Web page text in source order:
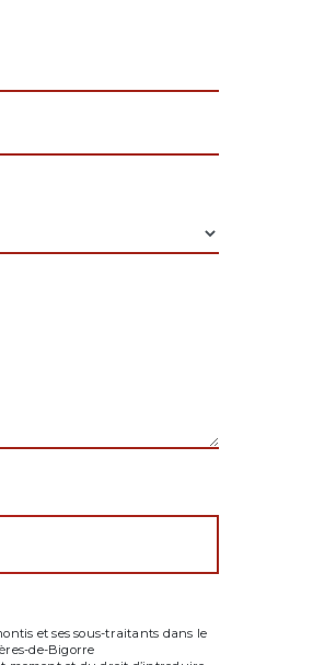
et ses sous-traitants dans le
de-Bigorre